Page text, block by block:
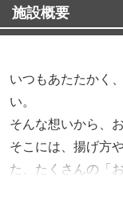
施設概要
いつもあたたかく
い。
そんな想いから、
そこには、揚げ方
た、たくさんの「
と”できるお弁当